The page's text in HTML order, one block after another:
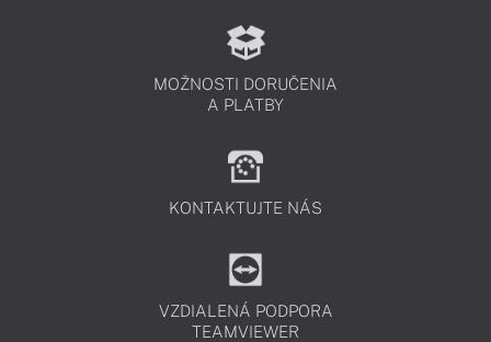
MOŽNOSTI DORUČENIA
A PLATBY
KONTAKTUJTE NÁS
VZDIALENÁ PODPORA
TEAMVIEWER